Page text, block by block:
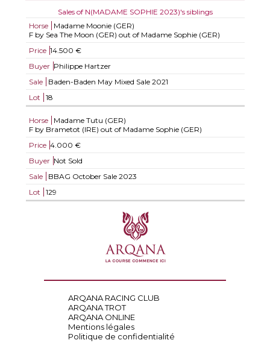
Sales of N(MADAME SOPHIE 2023)'s siblings
Horse
Madame Moonie (GER)
F by Sea The Moon (GER) out of Madame Sophie (GER)
Price 14.500 €
Buyer Philippe Hartzer
Sale
Baden-Baden May Mixed Sale 2021
Lot
18
Horse
Madame Tutu (GER)
F by Brametot (IRE) out of Madame Sophie (GER)
Price 4.000 €
Buyer Not Sold
Sale
BBAG October Sale 2023
Lot
129
ARQANA RACING CLUB
ARQANA TROT
ARQANA ONLINE
Mentions légales
Politique de confidentialité